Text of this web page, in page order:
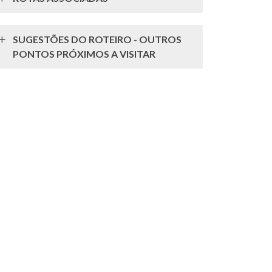
SUGESTÕES DO ROTEIRO - OUTROS
PONTOS PRÓXIMOS A VISITAR